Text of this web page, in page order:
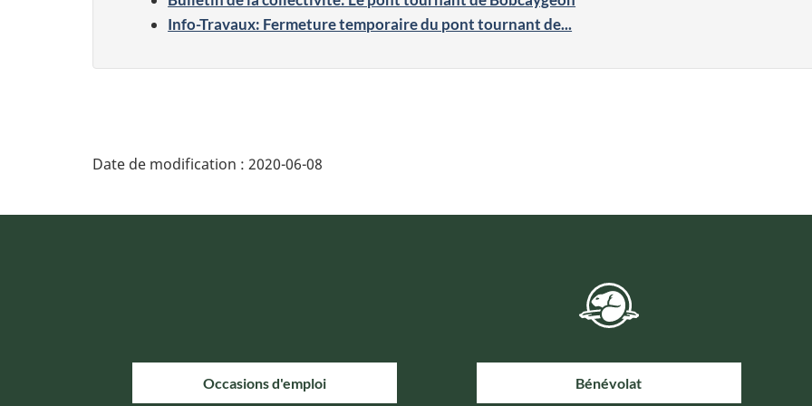
Info-Travaux: Fermeture temporaire du pont tournant de...
Date de modification : 2020-06-08
Occasions d'emploi Bénévolat